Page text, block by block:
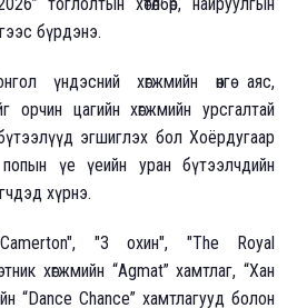
тоглолтын хөтөлбөр, найруулгын
бүрдэнэ.
үндэсний хөгжмийн өнгө аяс,
цагийн хөгжмийн урсгалтай
эгшиглэх бол Хоёрдугаар
үе үеийн уран бүтээлчдийн
хүрнэ.
"3 охин", "The Royal
хөгжмийн “Agmat” хамтлаг, “Хан
“Dance Chance” хамтлагууд болон